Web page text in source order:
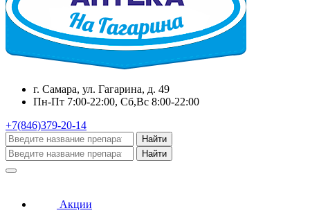
г. Самара, ул. Гагарина, д. 49
Пн-Пт 7:00-22:00, Сб,Вс 8:00-22:00
+7(846)379-20-14
Найти
Найти
Акции